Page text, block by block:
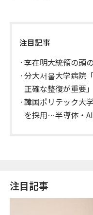
注目記事
李在明大統領の頭
分大서울大学病院
正確な整復が重要」
韓国ポリテック大
を採用…半導体・
注目記事